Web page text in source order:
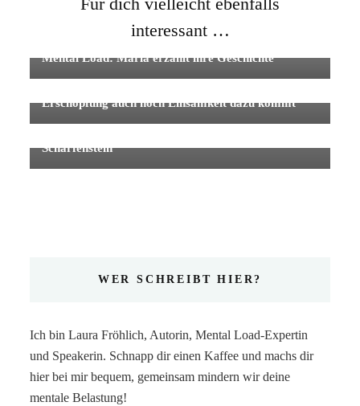
interessant …
Mental Load: Maria erzählt ihre Geschichte
Erschöpfung auch noch Einsamkeit dazu kommt
Scharfenstein
WER SCHREIBT HIER?
Ich bin Laura Fröhlich, Autorin, Mental Load-Expertin
und Speakerin. Schnapp dir einen Kaffee und machs dir
hier bei mir bequem, gemeinsam mindern wir deine
mentale Belastung!